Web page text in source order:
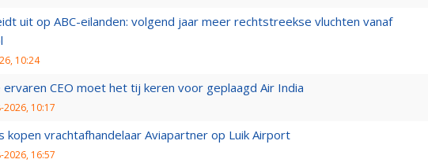
uit op ABC-eilanden: volgend jaar meer rechtstreekse vluchten vanaf
10:24
ervaren CEO moet het tij keren voor geplaagd Air India
2026, 10:17
kopen vrachtafhandelaar Aviapartner op Luik Airport
2026, 16:57